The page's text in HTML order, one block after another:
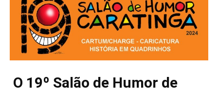
O 19º Salão de Humor de